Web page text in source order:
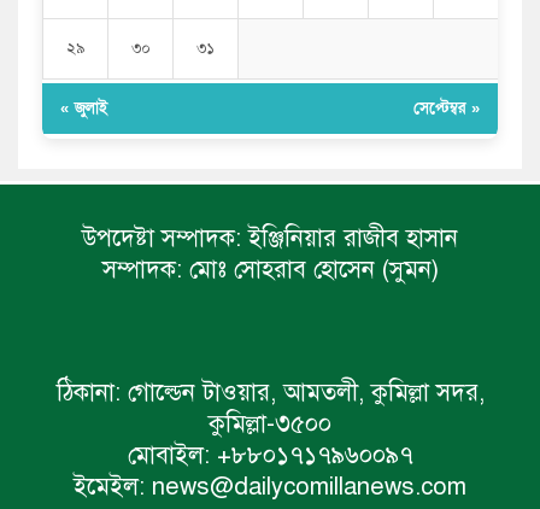
২৯ ৩০ ৩১
« জুলাই সেপ্টেম্বর »
উপদেষ্টা সম্পাদক: ইঞ্জিনিয়ার রাজীব হাসান
সম্পাদক: মোঃ সোহরাব হোসেন (সুমন)
ঠিকানা: গোল্ডেন টাওয়ার, আমতলী, কুমিল্লা সদর,
কুমিল্লা-৩৫০০
মোবাইল: +৮৮০১৭১৭৯৬০০৯৭
ইমেইল: news@dailycomillanews.com